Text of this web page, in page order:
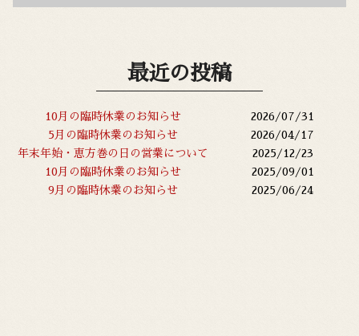
最近の投稿
10月の臨時休業のお知らせ
2026/07/31
5月の臨時休業のお知らせ
2026/04/17
年末年始・恵方巻の日の営業について
2025/12/23
10月の臨時休業のお知らせ
2025/09/01
9月の臨時休業のお知らせ
2025/06/24